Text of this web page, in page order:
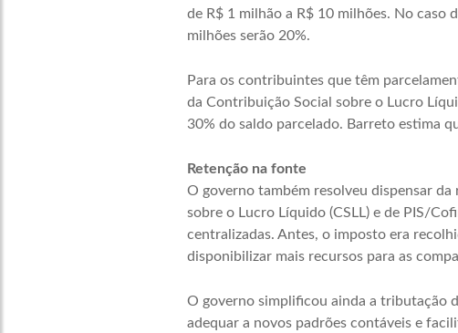
de R$ 1 milhão a R$ 10 milhões. No caso
milhões serão 20%.
Para os contribuintes que têm
da Contribuição Social sobre o Lucro
30% do saldo parcelado. Barreto estima
Retenção na fonte
O governo também resolveu dispensar da
sobre o Lucro Líquido (CSLL) e de PIS/
centralizadas. Antes, o imposto era
disponibilizar mais recursos para as
O governo simplificou ainda a tributação
adequar a novos padrões contáveis e